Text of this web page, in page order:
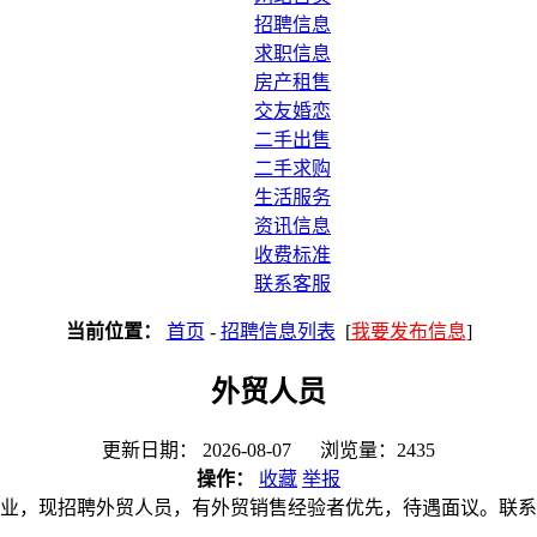
招聘信息
求职信息
房产租售
交友婚恋
二手出售
二手求购
生活服务
资讯信息
收费标准
联系客服
当前位置： 首页 - 招聘信息列表 [我要发布信息]
外贸人员
更新日期： 2026-08-07 浏览量：2435
操作：
收藏 举报
，现招聘外贸人员，有外贸销售经验者优先，待遇面议。联